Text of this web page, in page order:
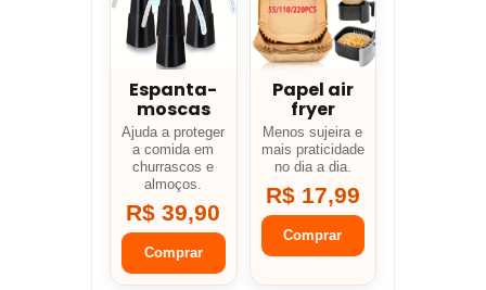
Espanta-
moscas
Ajuda a proteger
a comida em
churrascos e
almoços.
R$ 39,90
Comprar
Papel air
fryer
Menos sujeira e
mais praticidade
no dia a dia.
R$ 17,99
Comprar